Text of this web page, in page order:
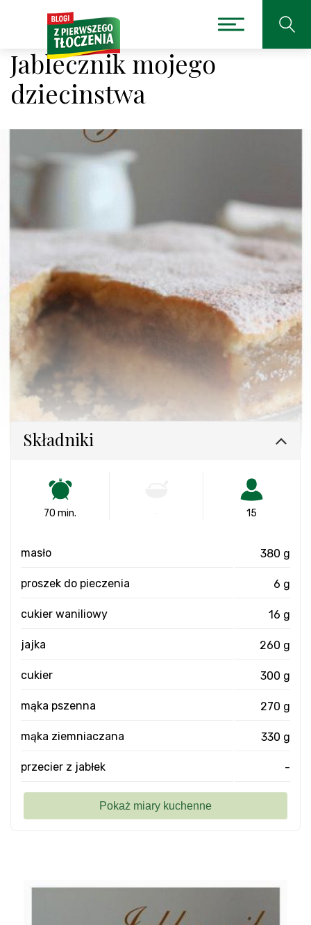
Jablecznik mojego
dziecinstwa
Składniki
70 min. 15
masło 380 g
proszek do pieczenia 6 g
cukier waniliowy 16 g
jajka 260 g
cukier 300 g
mąka pszenna 270 g
mąka ziemniaczana 330 g
przecier z jabłek -